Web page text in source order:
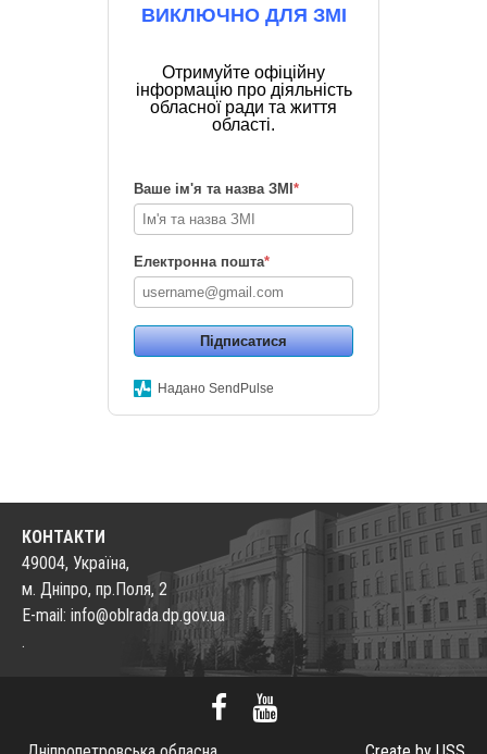
ВИКЛЮЧНО ДЛЯ ЗМІ
Отримуйте офіційну
інформацію про діяльність
обласної ради та життя
області.
Ваше ім'я та назва ЗМІ *
Електронна пошта*
Підписатися
Надано SendPulse
КОНТАКТИ
49004, Україна,
м. Дніпро, пр.Поля, 2
E-mail: info@oblrada.dp.gov.ua
.